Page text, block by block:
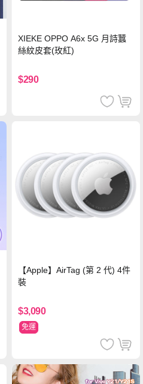
XIEKE OPPO A6x 5G 月詩蠶
絲紋皮套(玫紅)
$290
【Apple】AirTag (第 2 代) 4件
裝
$3,090
免運